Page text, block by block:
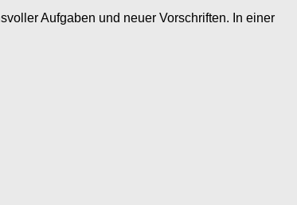
Aufgaben und neuer Vorschriften. In einer